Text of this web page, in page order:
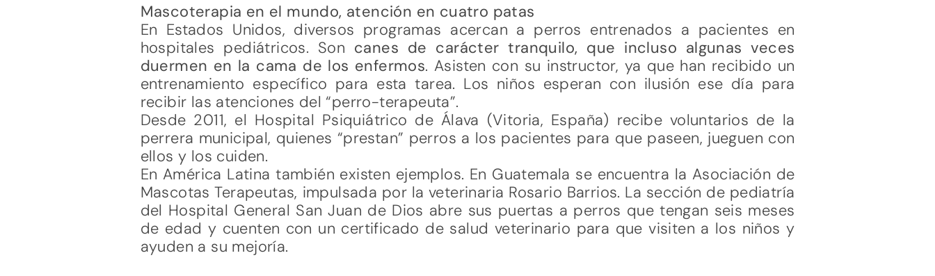
Mascoterapia en el mundo, atención en cuatro patas
En Estados Unidos, diversos programas acercan a perros entrenados a pacientes en
hospitales pediátricos. Son canes de carácter tranquilo, que incluso algunas veces
duermen en la cama de los enfermos. Asisten con su instructor, ya que han recibido un
entrenamiento específico para esta tarea. Los niños esperan con ilusión ese día para
recibir las atenciones del “perro-terapeuta”.
Desde 2011, el Hospital Psiquiátrico de Álava (Vitoria, España) recibe voluntarios de la
perrera municipal, quienes “prestan” perros a los pacientes para que paseen, jueguen con
ellos y los cuiden.
En América Latina también existen ejemplos. En Guatemala se encuentra la Asociación de
Mascotas Terapeutas, impulsada por la veterinaria Rosario Barrios. La sección de pediatría
del Hospital General San Juan de Dios abre sus puertas a perros que tengan seis meses
de edad y cuenten con un certificado de salud veterinario para que visiten a los niños y
ayuden a su mejoría.